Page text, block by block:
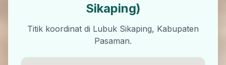
Sikaping)
Titik koordinat di Lubuk Sikaping, Kabupaten
Pasaman.